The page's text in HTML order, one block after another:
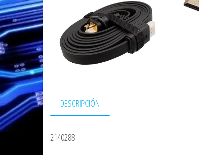
DESCRIPCIÓN
2140288